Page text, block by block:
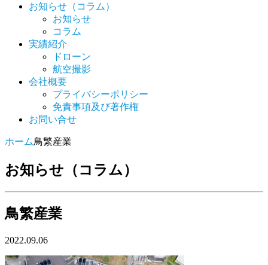
お知らせ（コラム）
お知らせ
コラム
実績紹介
ドローン
航空撮影
会社概要
プライバシーポリシー
免責事項及び著作権
お問い合せ
ホーム鳥繁産業
お知らせ（コラム）
鳥繁産業
2022.09.06